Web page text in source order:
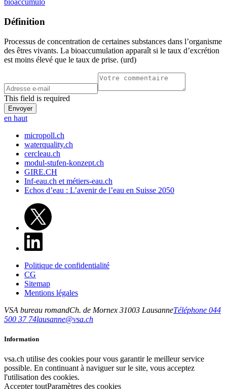
bioaccumulo
Définition
Processus de concentration de certaines substances dans l’organisme
des êtres vivants. La bioaccumulation apparaît si le taux d’excrétion
est moins élevé que le taux de prise. (urd)
This field is required
en haut
micropoll.ch
waterquality.ch
cercleau.ch
modul-stufen-konzept.ch
GIRE.CH
Inf-eau.ch et métiers-eau.ch
Echos d’eau : L’avenir de l’eau en Suisse 2050
Politique de confidentialité
CG
Sitemap
Mentions légales
VSA bureau romandCh. de Mornex 31003 LausanneTéléphone 044
500 37 74lausanne@vsa.ch
Information
vsa.ch utilise des cookies pour vous garantir le meilleur service
possible. En continuant à naviguer sur le site, vous acceptez
l'utilisation des cookies.
Accepter toutParamètres des cookies